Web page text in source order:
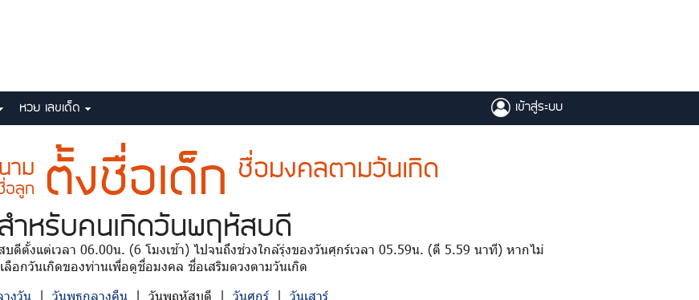
หวย เลขเด็ด เข้าสู่ระบบ
าม
อลูก ตั้งชื่อเด็ก ชื่อมงคลตามวันเกิด
ำหรับคนเกิดวันพฤหัสบดี
ตั้งแต่เวลา 06.00น. (6 โมงเช้า) ไปจนถึงช่วงใกล้รุ่งของวันศุกร์เวลา 05.59น. (ตี 5.59 นาที) หากไม่
อกวันเกิดของท่านเพื่อดูชื่อมงคล ชื่อเสริมดวงตามวันเกิด
งวัน | วันพุธกลางคืน | วันพฤหัสบดี | วันศุกร์ | วันเสาร์